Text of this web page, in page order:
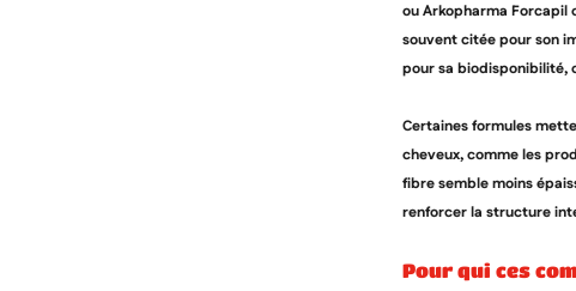
ou Arkopharma Forcapil
souvent citée pour son
pour sa biodisponibilité,
Certaines formules
cheveux, comme les
fibre semble moins
renforcer la structure
pour qui ces